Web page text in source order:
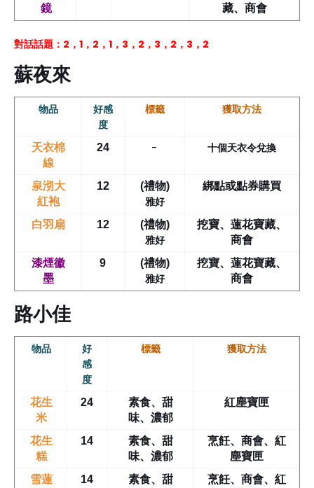
鏡
藏、商會
對話話題：2，1，2，1，3，2，3，2，3，2
蘇夜來
物品
好感
度
標籤 獲取方法
天衣棉
線
24 - 十個天衣令兌換
泉沏大
紅袍
12 (禮物)
雅好
綁點或點券購買
白羽扇 12 (禮物)
雅好
挖寶、蓮花寶藏、
商會
漆煙徽
墨
9 (禮物)
雅好
挖寶、蓮花寶藏、
商會
路小佳
物品
好
感
度
標籤 獲取方法
花生
米
24
素食、甜
味、濃郁
紅塵寶匣
花生
糕
14
素食、甜
味、濃郁
烹飪、商會、紅
塵寶匣
雪蓮
14
素食、甜
烹飪、商會、紅